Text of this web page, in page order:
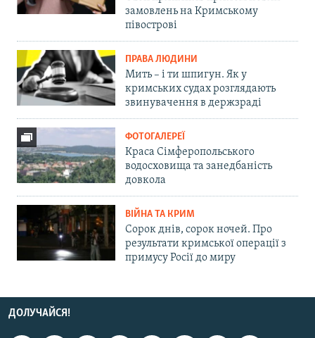
замовлень на Кримському
півострові
ПРАВА ЛЮДИНИ
Мить – і ти шпигун. Як у
кримських судах розглядають
звинувачення в держзраді
ФОТОГАЛЕРЕЇ
Краса Сімферопольського
водосховища та занедбаність
довкола
ВІЙНА ТА КРИМ
Сорок днів, сорок ночей. Про
результати кримської операції з
примусу Росії до миру
ДОЛУЧАЙСЯ!